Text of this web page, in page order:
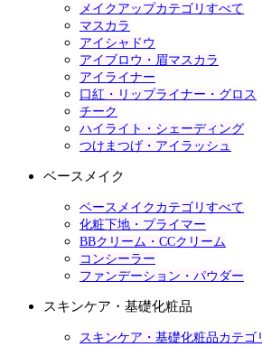
メイクアップカテゴリすべて
マスカラ
アイシャドウ
アイブロウ・眉マスカラ
アイライナー
口紅・リップライナー・グロス
チーク
ハイライト・シェーディング
つけまつげ・アイラッシュ
ベースメイク
ベースメイクカテゴリすべて
化粧下地・プライマー
BBクリーム・CCクリーム
コンシーラー
ファンデーション・パウダー
スキンケア・基礎化粧品
スキンケア・基礎化粧品カテゴ